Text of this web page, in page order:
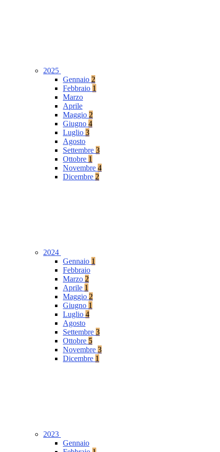
2025
Gennaio 2
Febbraio 1
Marzo
Aprile
Maggio 2
Giugno 4
Luglio 3
Agosto
Settembre 3
Ottobre 1
Novembre 4
Dicembre 2
2024
Gennaio 1
Febbraio
Marzo 2
Aprile 1
Maggio 2
Giugno 1
Luglio 4
Agosto
Settembre 3
Ottobre 5
Novembre 3
Dicembre 1
2023
Gennaio